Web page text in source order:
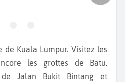
les grottes de Batu.
Jalan Bukit Bintang et